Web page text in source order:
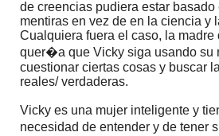
de creencias pudiera estar basado
mentiras en vez de en la ciencia y
Cualquiera fuera el caso, la madre
quer�a que Vicky siga usando su
cuestionar ciertas cosas y buscar
reales/ verdaderas.
Vicky es una mujer inteligente y
necesidad de entender y de tener